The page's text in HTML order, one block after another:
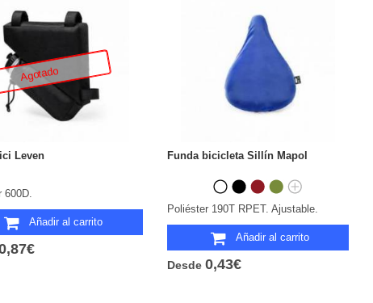
Agotado
Leven
600D.
Añadir al carrito
Funda bicicleta Sillín Mapol
Poliéster 190T RPET. Ajustable.
Añadir al carrito
Desde 0,43€